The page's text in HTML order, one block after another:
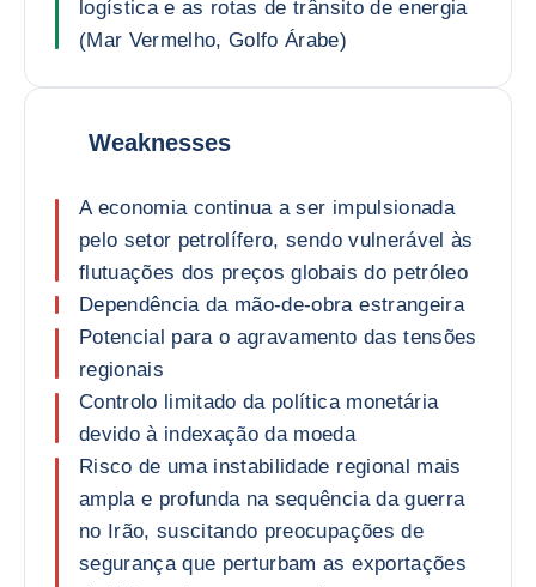
logística e as rotas de trânsito de energia
(Mar Vermelho, Golfo Árabe)
Weaknesses
A economia continua a ser impulsionada
pelo setor petrolífero, sendo vulnerável às
flutuações dos preços globais do petróleo
Dependência da mão-de-obra estrangeira
Potencial para o agravamento das tensões
regionais
Controlo limitado da política monetária
devido à indexação da moeda
Risco de uma instabilidade regional mais
ampla e profunda na sequência da guerra
no Irão, suscitando preocupações de
segurança que perturbam as exportações